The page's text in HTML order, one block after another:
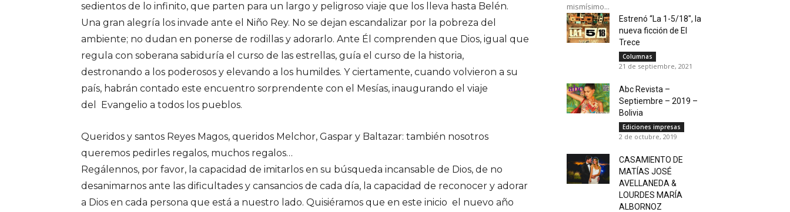
sedientos de lo infinito, que parten para un largo y peligroso viaje que los lleva hasta Belén.
Una gran alegría los invade ante el Niño Rey. No se dejan escandalizar por la pobreza del
ambiente; no dudan en ponerse de rodillas y adorarlo. Ante Él comprenden que Dios, igual que
regula con soberana sabiduría el curso de las estrellas, guía el curso de la historia,
destronando a los poderosos y elevando a los humildes. Y ciertamente, cuando volvieron a su
país, habrán contado este encuentro sorprendente con el Mesías, inaugurando el viaje
del Evangelio a todos los pueblos.
Queridos y santos Reyes Magos, queridos Melchor, Gaspar y Baltazar: también nosotros
queremos pedirles regalos, muchos regalos…
Regálennos, por favor, la capacidad de imitarlos en su búsqueda incansable de Dios, de no
desanimarnos ante las dificultades y cansancios de cada día, la capacidad de reconocer y adorar
a Dios en cada persona que está a nuestro lado. Quisiéramos que en este inicio el nuevo año
mismísimo...
Estrenó “La 1-5/18″, la
nueva ficción de El
Trece
Columnas
21 de septiembre, 2021
Abc Revista –
Septiembre – 2019 –
Bolivia
Ediciones impresas
2 de octubre, 2019
CASAMIENTO DE
MATÍAS JOSÉ
AVELLANEDA &
LOURDES MARÍA
ALBORNOZ